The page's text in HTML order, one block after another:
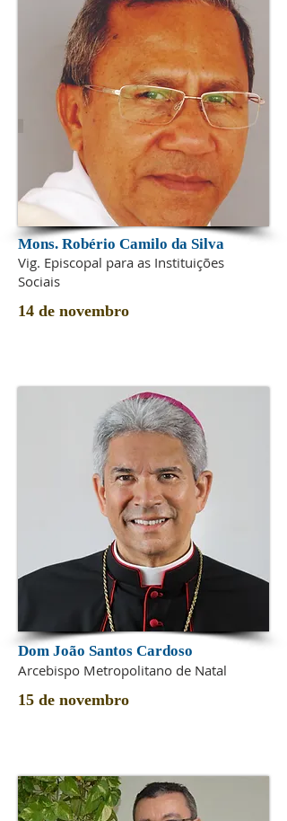
Mons. Robério Camilo da Silva
Vig. Episcopal para as Instituições
Sociais
14 de novembro
Dom João Santos Cardoso
Arcebispo Metropolitano de Natal
15 de novembro